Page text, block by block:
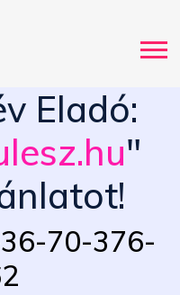
Eladó:
"
70-376-